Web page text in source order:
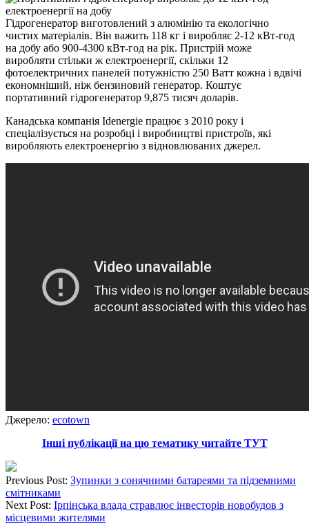
Гідрогенератор виготовлений з алюмінію та екологічно
чистих матеріалів. Він важить 118 кг і виробляє 2-12 кВт-год
на добу або 900-4300 кВт-год на рік. Пристрій може
виробляти стільки ж електроенергії, скільки 12
фотоелектричних панелей потужністю 250 Ватт кожна і вдвічі
економніший, ніж бензиновий генератор. Коштує
портативний гідрогенератор 9,875 тисяч доларів.
Канадська компанія Idenergie працює з 2010 року і
спеціалізується на розробці і виробництві пристроїв, які
виробляють електроенергію з відновлюваних джерел.
Джерело: ecotown
Інші публікації на цю тематику читайте ТУТ
Previous Post: Зупинки з сонячними батареями та підземними
смітниками
Next Post: Ірпінська влада стравлює інвесторів новобудов з
місцевими жителями